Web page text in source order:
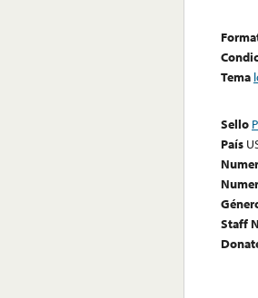
Tema
Sello
País
Staff